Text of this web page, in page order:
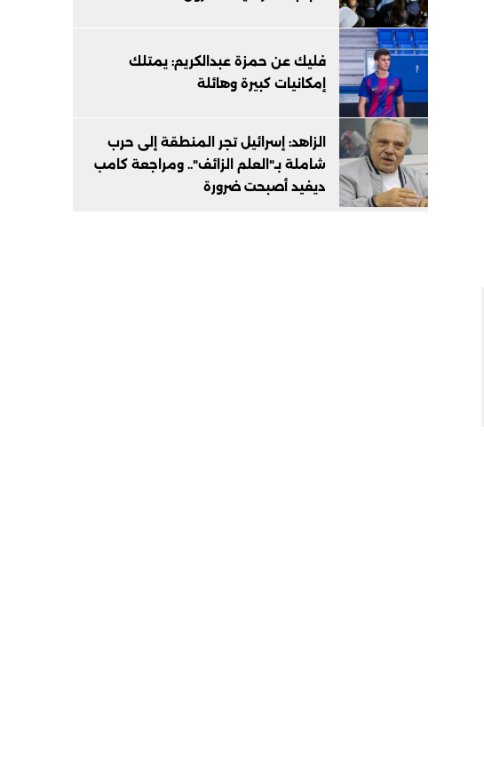
فليك عن حمزة عبدالكريم: يمتلك
إمكانيات كبيرة وهائلة
الزاهد: إسرائيل تجر المنطقة إلى حرب
شاملة بـ"العلم الزائف".. ومراجعة كامب
ديفيد أصبحت ضرورة